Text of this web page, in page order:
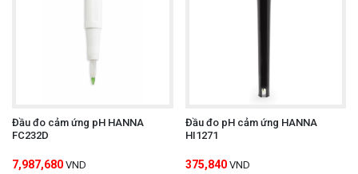
Đầu đo cảm ứng pH HANNA
FC232D
7,987,680 VND
Đầu đo pH cảm ứng HANNA
HI1271
375,840 VND